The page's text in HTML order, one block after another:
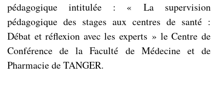
pédagogique intitulée : « La supervision
pédagogique des stages aux centres de santé :
Débat et réflexion avec les experts » le Centre de
Conférence de la Faculté de Médecine et de
Pharmacie de TANGER.